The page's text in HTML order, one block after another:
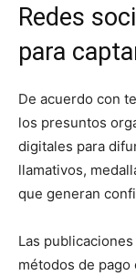
Redes
para
De acuerdo con
los presuntos
digitales para
llamativos,
que generan
Las
métodos de